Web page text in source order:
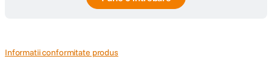
Informatii conformitate produs